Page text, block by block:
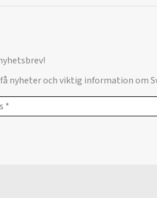
nyheter och viktig information om